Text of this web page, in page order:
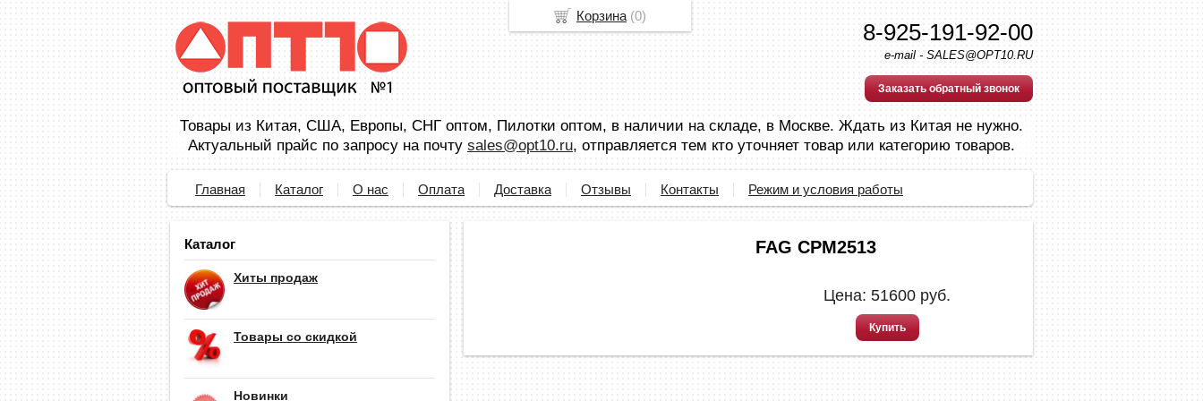
8-925-191-92-00
e-mail - SALES@OPT10.RU
Заказать обратный звонок
Товары из Китая, США, Европы, СНГ оптом, Пилотки оптом, в наличии на складе, в Москве. Ждать из Китая не нужно.
Актуальный прайс по запросу на почту sales@opt10.ru, отправляется тем кто уточняет товар или категорию товаров.
Главная Каталог О нас Оплата Доставка Отзывы Контакты Режим и условия работы
Каталог
Хиты продаж
Товары со скидкой
Новинки
FAG CPM2513
Цена: 51600 руб.
Купить
Корзина (0)